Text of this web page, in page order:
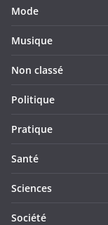
Mode
Musique
Non classé
Politique
Pratique
Santé
Sciences
Société